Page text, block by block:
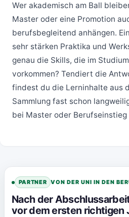
Wer akademisch am Ball
Master oder eine Promotion
berufsbegleitend anhängen.
sehr stärken Praktika und
genau die Skills, die im
vorkommen? Tendiert die
findest du die Lerninhalte aus
Sammlung fast schon
bei Master oder
PARTNER VON DER UNI IN DEN
Nach der
vor dem ersten richtigen